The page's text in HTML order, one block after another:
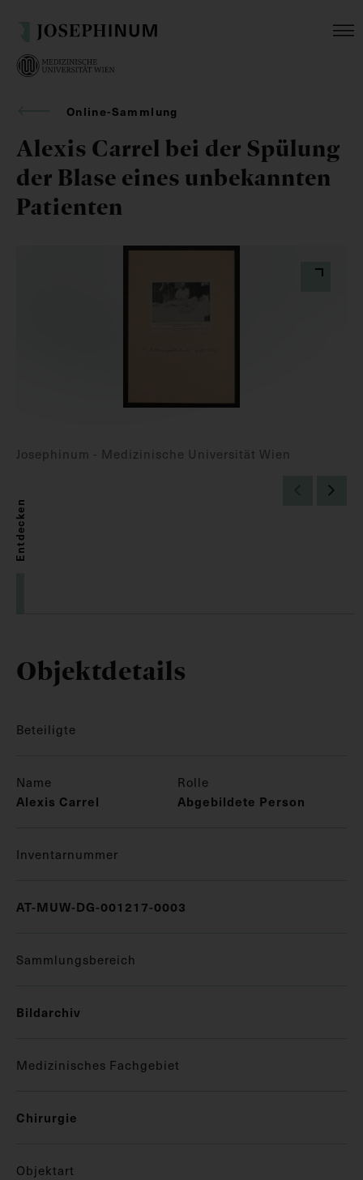
Online-Sammlung
Alexis Carrel bei der Spülung
der Blase eines unbekannten
Patienten
Josephinum - Medizinische Universität Wien
Entdecken
Objektdetails
Beteiligte
Name Rolle
Alexis Carrel Abgebildete Person
Inventarnummer
AT-MUW-DG-001217-0003
Sammlungsbereich
Bildarchiv
Medizinisches Fachgebiet
Chirurgie
Objektart